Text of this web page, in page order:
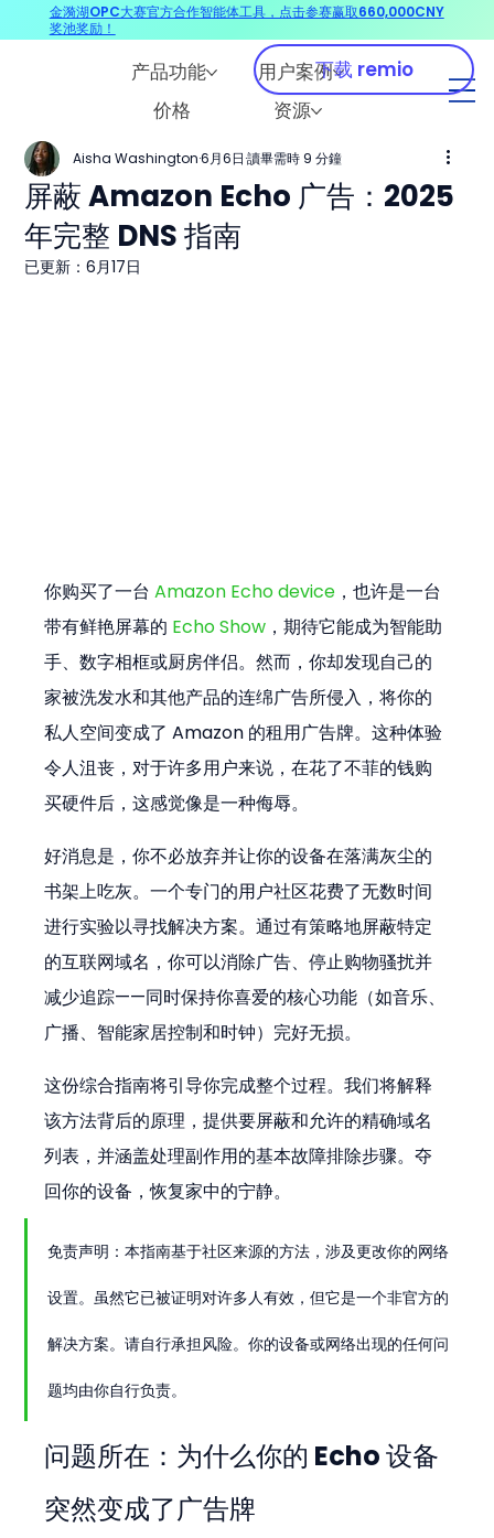
产品功能
用户案例
价格
资源
下载 remio
屏蔽 Amazon Echo 广告：2025
年完整 DNS 指南
Aisha Washington 6月6日 讀畢需時 9 分鐘
已更新：6月17日
你购买了一台 Amazon Echo device ，也许是一台
带有鲜艳屏幕的 Echo Show ，期待它能成为智能助
手、数字相框或厨房伴侣。然而，你却发现自己的
家被洗发水和其他产品的连绵广告所侵入，将你的
私人空间变成了 Amazon 的租用广告牌。这种体验
令人沮丧，对于许多用户来说，在花了不菲的钱购
买硬件后，这感觉像是一种侮辱。
好消息是，你不必放弃并让你的设备在落满灰尘的
书架上吃灰。一个专门的用户社区花费了无数时间
进行实验以寻找解决方案。通过有策略地屏蔽特定
的互联网域名，你可以消除广告、停止购物骚扰并
减少追踪——同时保持你喜爱的核心功能（如音乐、
广播、智能家居控制和时钟）完好无损。
这份综合指南将引导你完成整个过程。我们将解释
该方法背后的原理，提供要屏蔽和允许的精确域名
列表，并涵盖处理副作用的基本故障排除步骤。夺
回你的设备，恢复家中的宁静。
免责声明：本指南基于社区来源的方法，涉及更改你的网络
设置。虽然它已被证明对许多人有效，但它是一个非官方的
解决方案。请自行承担风险。你的设备或网络出现的任何问
题均由你自行负责。
问题所在：为什么你的 Echo 设备
突然变成了广告牌
金漪湖OPC大赛官方合作智能体工具，点击参赛赢取660,000CNY
奖池奖励！